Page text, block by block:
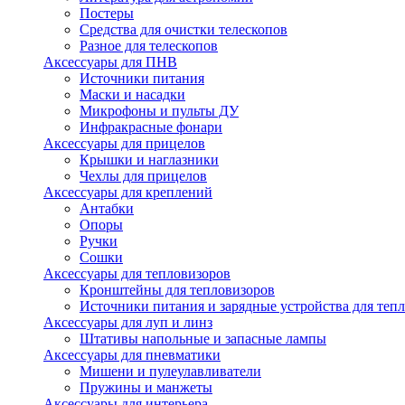
Постеры
Средства для очистки телескопов
Разное для телескопов
Аксессуары для ПНВ
Источники питания
Маски и насадки
Микрофоны и пульты ДУ
Инфракрасные фонари
Аксессуары для прицелов
Крышки и наглазники
Чехлы для прицелов
Аксессуары для креплений
Антабки
Опоры
Ручки
Сошки
Аксессуары для тепловизоров
Кронштейны для тепловизоров
Источники питания и зарядные устройства для
Аксессуары для луп и линз
Штативы напольные и запасные лампы
Аксессуары для пневматики
Мишени и пулеулавливатели
Пружины и манжеты